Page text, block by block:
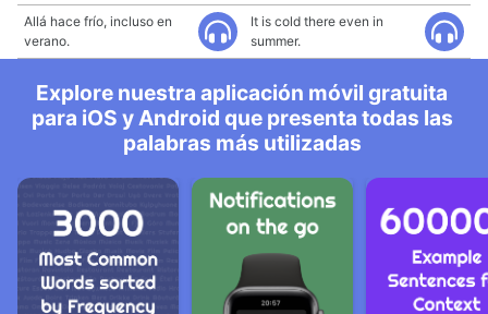
Allá hace frío, incluso en
verano.
It is cold there even in
summer.
Explore nuestra aplicación móvil gratuita
para iOS y Android que presenta todas las
palabras más utilizadas